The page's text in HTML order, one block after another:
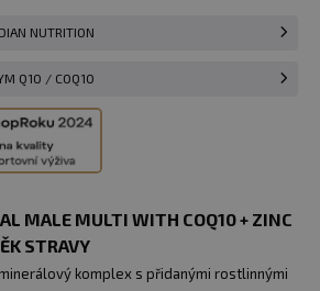
NUTRITION
Q10 / COQ10
MALE MULTI WITH COQ10 + ZINC
STRAVY
komplex s přidanými rostlinnými